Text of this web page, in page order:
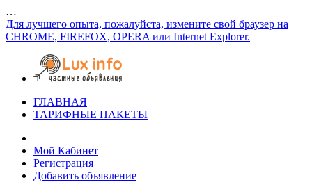
…
Для лучшего опыта, пожалуйста, измените свой браузер на
CHROME, FIREFOX, OPERA или Internet Explorer.
ГЛАВНАЯ
ТАРИФНЫЕ ПАКЕТЫ
Мой Кабинет
Регистрация
Добавить объявление